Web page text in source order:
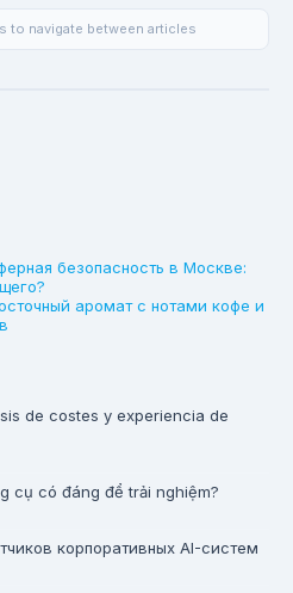
navigate between articles
безопасность в Москве:
аромат с нотами кофе и
de costes y experiencia de
cụ có đáng để trải nghiệm?
корпоративных AI-систем